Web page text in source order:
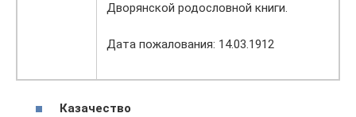
Дворянской родословной книги.
Дата пожалования: 14.03.1912
Казачество